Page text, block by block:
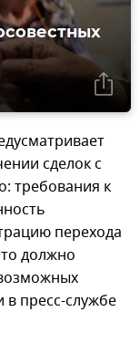
сделок с
требования к
перехода
должно
пресс-службе